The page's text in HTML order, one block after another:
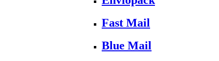
Fast Mail
Blue Mail